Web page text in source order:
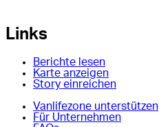
Links
Berichte lesen
Karte anzeigen
Story einreichen
Vanlifezone unterstützen
Für Unternehmen